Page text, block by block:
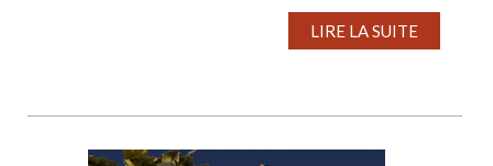
LIRE LA SUITE